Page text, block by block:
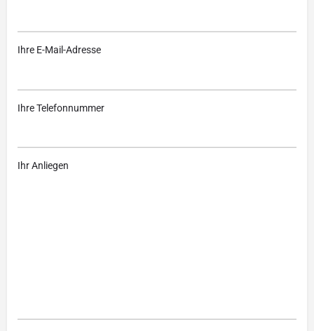
Ihre E-Mail-Adresse
Ihre Telefonnummer
Ihr Anliegen